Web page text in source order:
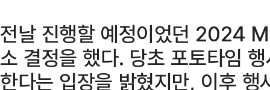
전날 진행할 예정이었던 2024
소 결정을 했다. 당초 포토타임
한다는 입장을 밝혔지만, 이후 행